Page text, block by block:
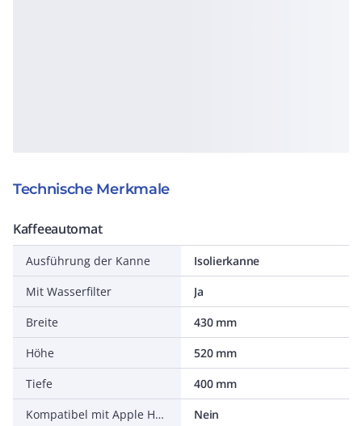
Technische Merkmale
Kaffeeautomat
Ausführung der Kanne
Isolierkanne
Mit Wasserfilter
Ja
Breite
430 mm
Höhe
520 mm
Tiefe
400 mm
Kompatibel mit Apple HomeKit
Nein